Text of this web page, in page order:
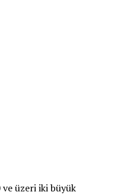
ve üzeri iki büyük